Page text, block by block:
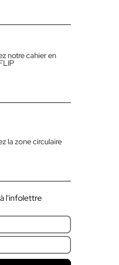
notre cahier en
la zone circulaire
l'infolettre